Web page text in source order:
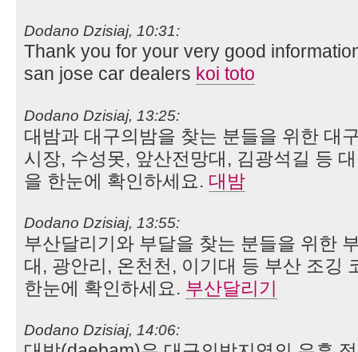
Dodano Dzisiaj, 10:31:
Thank you for your very good
san jose car dealers koi toto
Dodano Dzisiaj, 13:25:
대밤과 대구의밤을 찾는 분들을 위한 대
시장, 수성못, 앞산전망대, 김광석길 등
을 한눈에 확인하세요. 대밤
Dodano Dzisiaj, 13:55:
부산달리기와 부달을 찾는 분들을 위한
대, 광안리, 온천천, 이기대 등 부산 조깅
한눈에 확인하세요. 부산달리기
Dodano Dzisiaj, 14:06: